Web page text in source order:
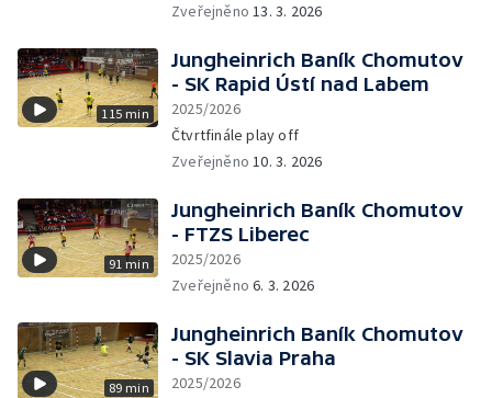
Zveřejněno13. 3. 2026
115 min
Jungheinrich Baník Chomutov
- SK Rapid Ústí nad Labem
2025/2026
Čtvrtfinále play off
Zveřejněno10. 3. 2026
91 min
Jungheinrich Baník Chomutov
- FTZS Liberec
2025/2026
Zveřejněno6. 3. 2026
89 min
Jungheinrich Baník Chomutov
- SK Slavia Praha
2025/2026